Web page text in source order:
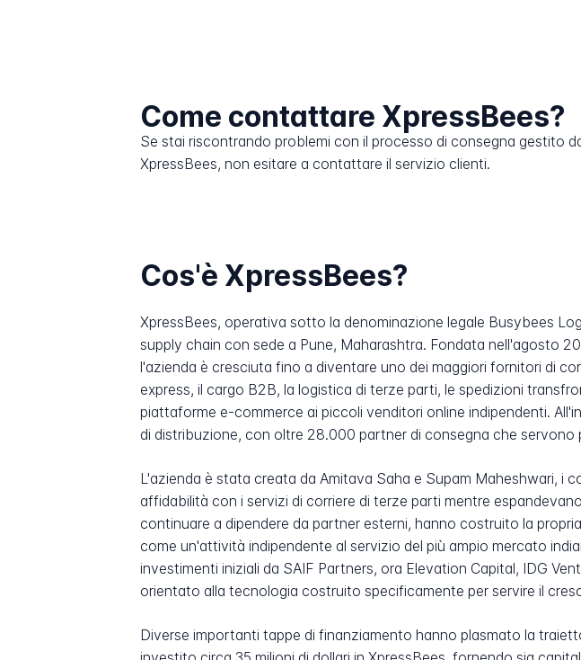
Come contattare XpressBees?
Se stai riscontrando problemi con il processo di consegna gestito
XpressBees, non esitare a contattare il servizio clienti.
Cos'è XpressBees?
XpressBees, operativa sotto la denominazione legale Busybees
supply chain con sede a Pune, Maharashtra. Fondata nell'agosto
l'azienda è cresciuta fino a diventare uno dei maggiori fornitori di
express, il cargo B2B, la logistica di terze parti, le spedizioni
piattaforme e-commerce ai piccoli venditori online indipendenti.
di distribuzione, con oltre 28.000 partner di consegna che
L'azienda è stata creata da Amitava Saha e Supam Maheshwari,
affidabilità con i servizi di corriere di terze parti mentre
continuare a dipendere da partner esterni, hanno costruito la
come un'attività indipendente al servizio del più ampio mercato
investimenti iniziali da SAIF Partners, ora Elevation Capital, IDG
orientato alla tecnologia costruito specificamente per servire il
Diverse importanti tappe di finanziamento hanno plasmato la